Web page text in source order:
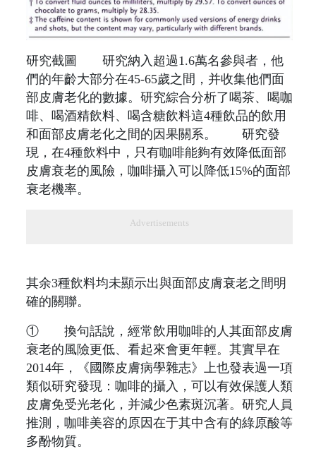
研究截圖 研究納入超過1.6萬名參與者，他
們的年齡大部分在45-65歲之間，并收集他們面
部皮膚老化的數據。研究綜合分析了喝茶、喝咖
啡、喝酒精飲料、喝含糖飲料這4種飲品的飲用
和面部皮膚老化之間的因果關系。 研究發
現，在4種飲料中，只有咖啡能夠有效降低面部
皮膚衰老的風險，咖啡攝入可以降低15%的面部
衰老機率。
Advertisements
其余3種飲料均未顯示出與面部皮膚衰老之間明
確的關聯。
① 換句話說，經常飲用咖啡的人其面部皮膚
衰老的風險更低、看起來會更年輕。其實早在
2014年，《國際皮膚病學雜志》上也發表過一項
類似研究發現：咖啡的攝入，可以有效保護人類
皮膚免受光老化，并減少色素斑沉著。研究人員
推測，咖啡美容的原因在于其中含有的綠原酸等
多酚物質。